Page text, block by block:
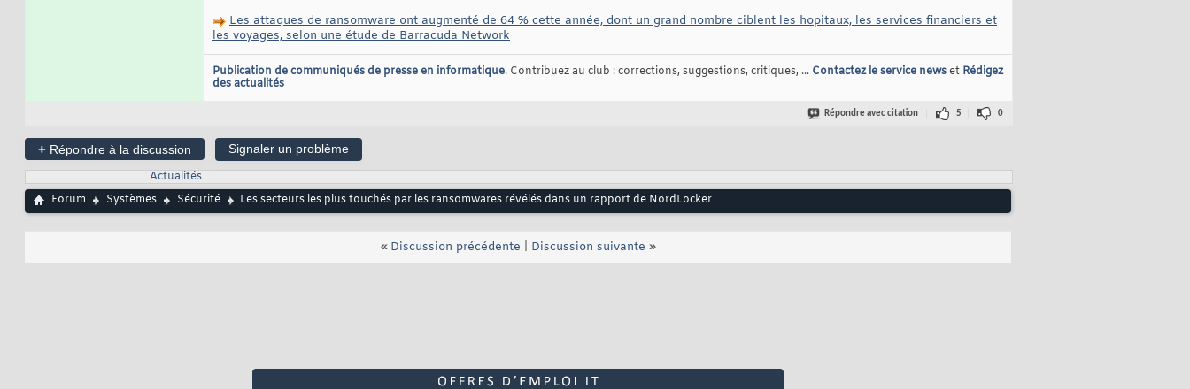
Les attaques de ransomware ont augmenté de 64 % cette année, dont un grand nombre ciblent les hopitaux, les services financiers et
les voyages, selon une étude de Barracuda Network
Publication de communiqués de presse en informatique. Contribuez au club : corrections, suggestions, critiques, ... Contactez le service newset Rédigez
des actualités
Répondre avec citation 5 0
+ Répondre à la discussion
Signaler un problème
Actualités
Forum
Systèmes Sécurité Les secteurs les plus touchés par les ransomwares révélés dans un rapport de NordLocker
« Discussion précédente Discussion suivante »